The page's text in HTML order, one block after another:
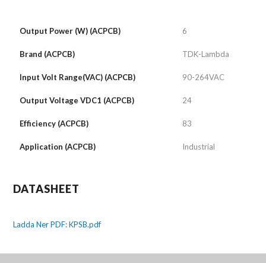
Output Power (W) (ACPCB) 6
Brand (ACPCB) TDK-Lambda
Input Volt Range(VAC) (ACPCB) 90-264VAC
Output Voltage VDC1 (ACPCB) 24
Efficiency (ACPCB) 83
Application (ACPCB) Industrial
DATASHEET
Ladda Ner PDF: KPSB.pdf